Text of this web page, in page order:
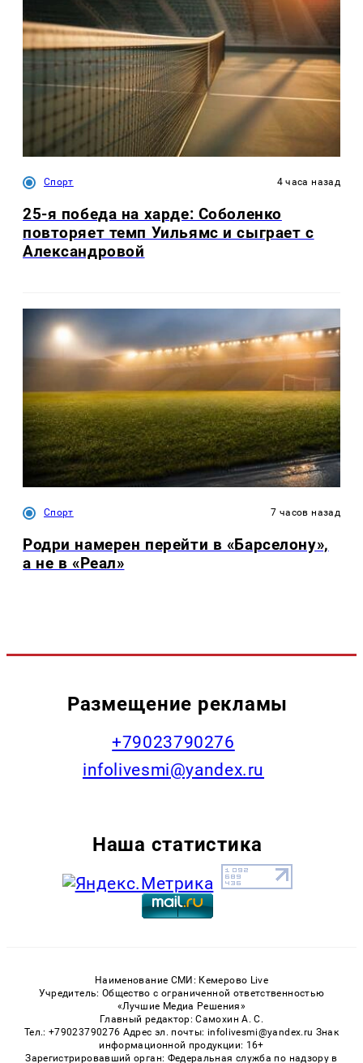
Спорт 4 часа назад
25-я победа на харде: Соболенко
повторяет темп Уильямс и сыграет с
Александровой
Спорт 7 часов назад
Родри намерен перейти в «Барселону»,
а не в «Реал»
Размещение рекламы
+79023790276
infolivesmi@yandex.ru
Наша статистика
Наименование СМИ: Кемерово Live
Учредитель: Общество с ограниченной ответственностью
«Лучшие Медиа Решения»
Главный редактор: Самохин А. С.
Тел.: +79023790276 Адрес эл. почты: infolivesmi@yandex.ru Знак
информационной продукции: 16+
Зарегистрировавший орган: Федеральная служба по надзору в